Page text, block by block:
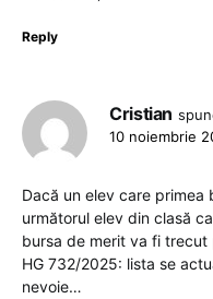
Reply
Cristian
10 noiembrie
Dacă un elev care primea
următorul elev din clasă
bursa de merit va fi trecut
HG 732/2025: lista se
nevoie…